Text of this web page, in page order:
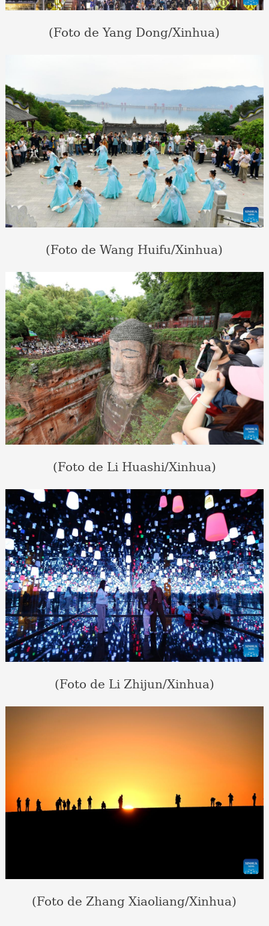
(Foto de Yang Dong/Xinhua)
(Foto de Wang Huifu/Xinhua)
(Foto de Li Huashi/Xinhua)
(Foto de Li Zhijun/Xinhua)
(Foto de Zhang Xiaoliang/Xinhua)